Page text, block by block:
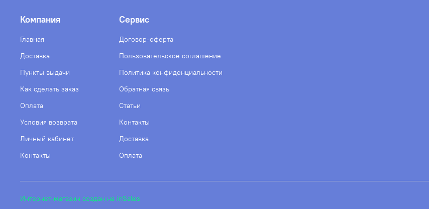
Компания
Главная
Доставка
Пункты выдачи
Как сделать заказ
Оплата
Условия возврата
Личный кабинет
Контакты
Сервис
Договор-оферта
Пользовательское соглашение
Политика конфиденциальности
Обратная связь
Статьи
Контакты
Доставка
Оплата
Интернет-магазин создан на inSales